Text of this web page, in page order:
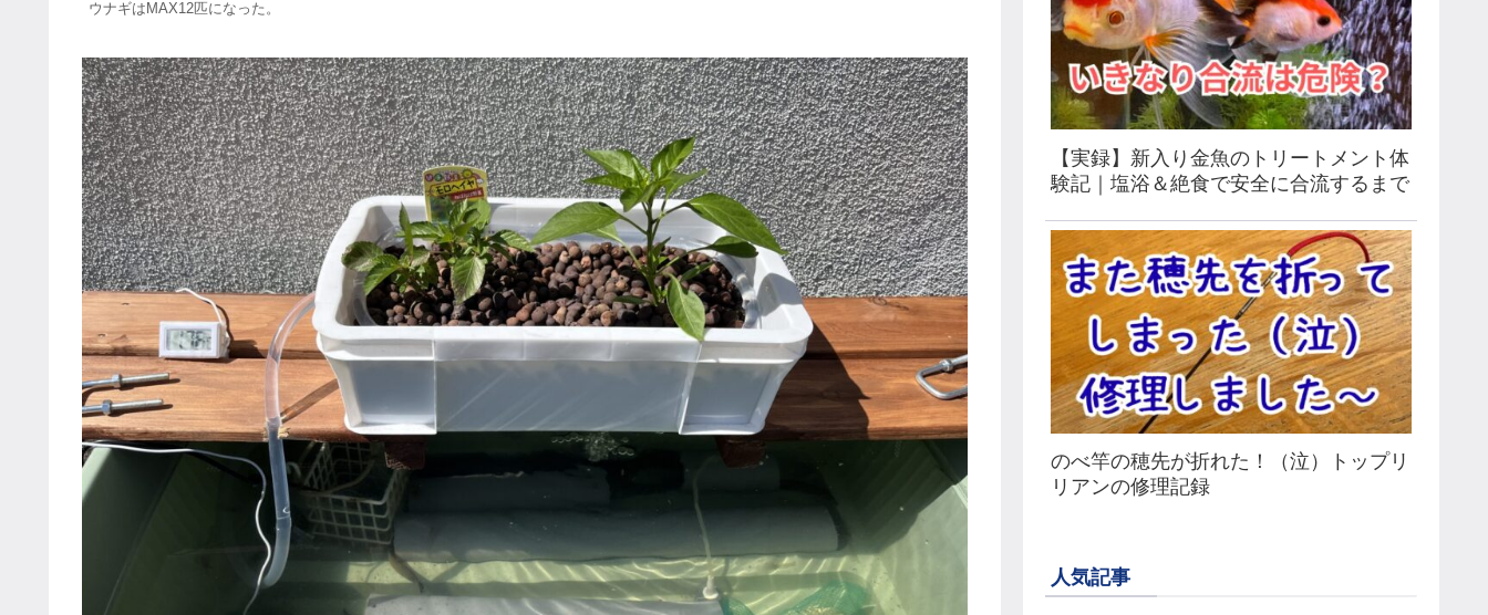
ウナギはMAX12匹になった。
【実録】新入り金魚のトリートメント体
験記｜塩浴＆絶食で安全に合流するまで
のべ竿の穂先が折れた！（泣）トップリ
リアンの修理記録
人気記事